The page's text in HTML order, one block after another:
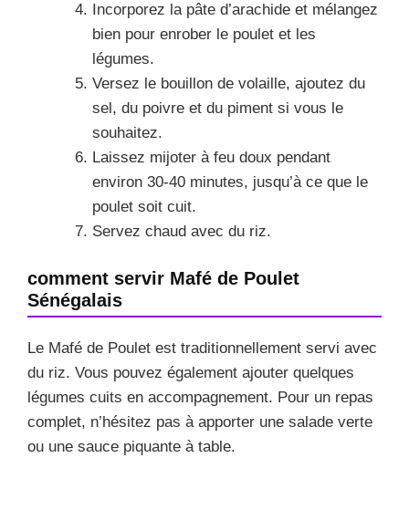
Incorporez la pâte d’arachide et mélangez
bien pour enrober le poulet et les
légumes.
Versez le bouillon de volaille, ajoutez du
sel, du poivre et du piment si vous le
souhaitez.
Laissez mijoter à feu doux pendant
environ 30-40 minutes, jusqu’à ce que le
poulet soit cuit.
Servez chaud avec du riz.
comment servir Mafé de Poulet
Sénégalais
Le Mafé de Poulet est traditionnellement servi avec
du riz. Vous pouvez également ajouter quelques
légumes cuits en accompagnement. Pour un repas
complet, n’hésitez pas à apporter une salade verte
ou une sauce piquante à table.